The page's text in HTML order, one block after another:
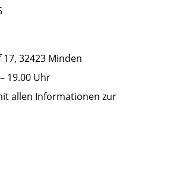
32423 Minden
19.00 Uhr
allen Informationen zur